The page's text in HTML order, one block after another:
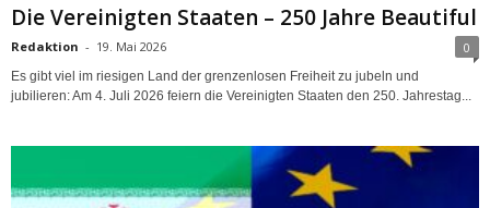
Die Vereinigten Staaten – 250 Jahre Beautiful
Redaktion - 19. Mai 2026 0
Es gibt viel im riesigen Land der grenzenlosen Freiheit zu jubeln und
jubilieren: Am 4. Juli 2026 feiern die Vereinigten Staaten den 250. Jahrestag...